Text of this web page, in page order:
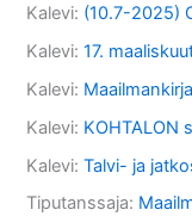
Kalevi: (10.7-2025)
Kalevi:17.
Kalevi:
Kalevi: KOHTALON
Kalevi:Talvi- ja
Tiputanssaja: